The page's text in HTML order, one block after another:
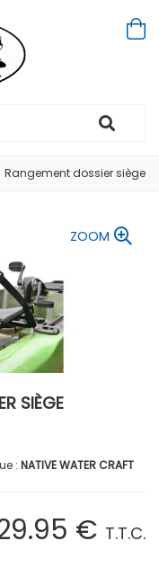
Rangement dossier siège
ZOOM
SIÈGE
NATIVE WATER CRAFT
.95 € T.T.C.